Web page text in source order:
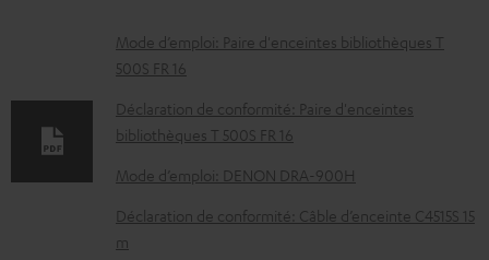
D
o
c
u
m
e
n
Mode d’emploi: Paire d'enceintes bibliothèques T
500S FR 16
Déclaration de conformité: Paire d'enceintes
bibliothèques T 500S FR 16
Mode d’emploi: DENON DRA-900H
Déclaration de conformité: Câble d’enceinte C4515S 15
m